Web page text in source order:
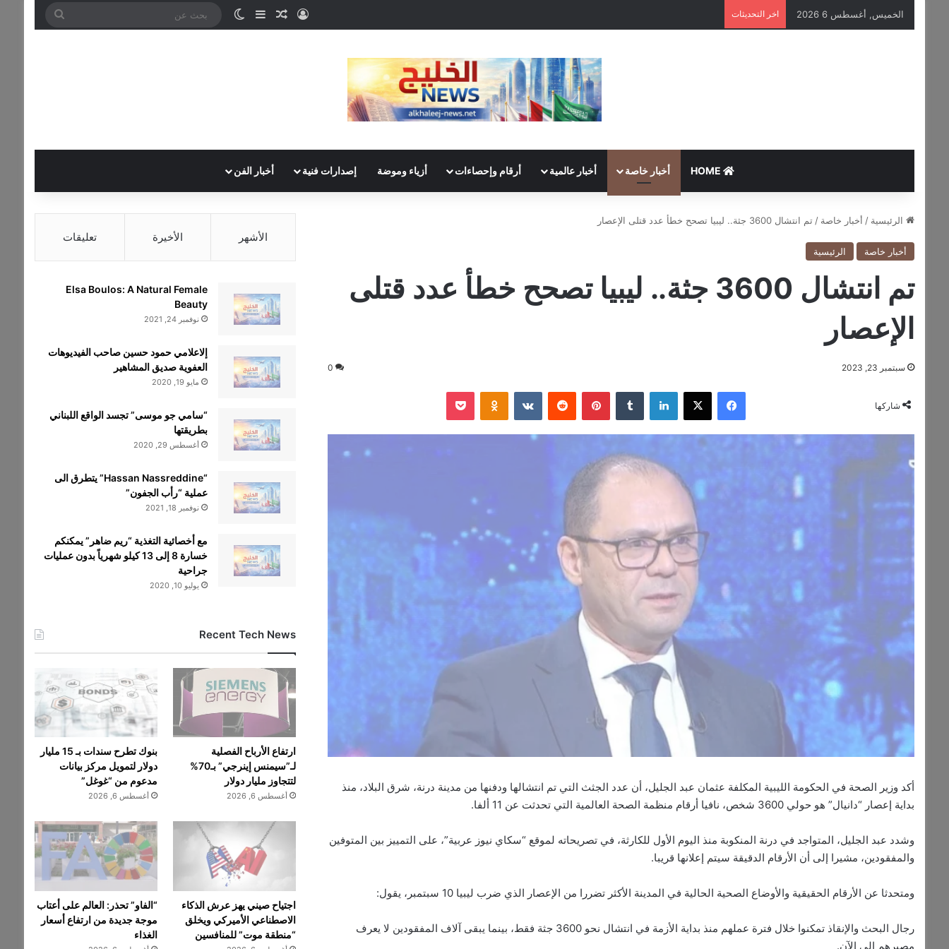
الخميس, أغسطس 6 2026 اخر التحديثات تسجيل الدخول
مقال عشوائي
إضافة عمود جانبي
الوضع المظلم
أخبار خاصة أخبار عالمية أرقام وإحصاءات أزياء وموضة إصدارات فنية أخبار الفن
الرئيسية / أخبار خاصة / تم انتشال 3600 جثة.. ليبيا تصحح خطأ عدد قتلى الإعصار
أخبار خاصة الرئيسية
تم انتشال 3600 جثة.. ليبيا تصحح خطأ عدد قتلى
الإعصار
سبتمبر 23, 2023 0
شاركها
فيسبوك ‫X لينكدإن ‏Tumblr بينتيريست ‏Reddit
‏VKontakte
Odnoklassniki
‫Pocket
أكد وزير الصحة في الحكومة الليبية المكلفة عثمان عبد الجليل، أن عدد الجثث التي تم انتشالها ودفنها من مدينة درنة، شرق البلاد، منذ
بداية إعصار “دانيال” هو حولي 3600 شخص، نافيا أرقام منظمة الصحة العالمية التي تحدثت عن 11 ألفا.
وشدد عبد الجليل، المتواجد في درنة المنكوبة منذ اليوم الأول للكارثة، في تصريحاته لموقع “سكاي نيوز عربية”، على التمييز بين المتوفين
والمفقودين، مشيرا إلى أن الأرقام الدقيقة سيتم إعلانها قريبا.
ومتحدثا عن الأرقام الحقيقية والأوضاع الصحية الحالية في المدينة الأكثر تضررا من الإعصار الذي ضرب ليبيا 10 سبتمبر، يقول:
رجال البحث والإنقاذ تمكنوا خلال فترة عملهم منذ بداية الأزمة في انتشال نحو 3600 جثة فقط، بينما يبقى آلاف المفقودين لا يعرف
مصيرهم إلى الآن.
الأشهر الأخيرة تعليقات
Elsa Boulos: A Natural Female
Beauty
نوفمبر 24, 2021
إلاعلامي حمود حسين صاحب الفيديوهات
العفوية صديق المشاهير
مايو 19, 2020
“سامي جو موسى” تجسد الواقع اللبناني
بطريقتها
أغسطس 29, 2020
“Hassan Nassreddine” يتطرق الى
عملية “رأب الجفون”
نوفمبر 18, 2021
مع أخصائية التغذية “ريم ضاهر” يمكنكم
خسارة 8 إلى 13 كيلو شهرياً بدون عمليات
جراحية
يوليو 10, 2020
Recent Tech News
ارتفاع الأرباح الفصلية
لـ”سيمنس إينرجي” بـ70%
لتتجاوز مليار دولار
أغسطس 6, 2026
بنوك تطرح سندات بـ 15 مليار
دولار لتمويل مركز بيانات
مدعوم من “غوغل”
أغسطس 6, 2026
اجتياح صيني يهز عرش الذكاء
الاصطناعي الأميركي ويخلق
“منطقة موت” للمنافسين
“الفاو” تحذر: العالم على أعتاب
موجة جديدة من ارتفاع أسعار
الغذاء